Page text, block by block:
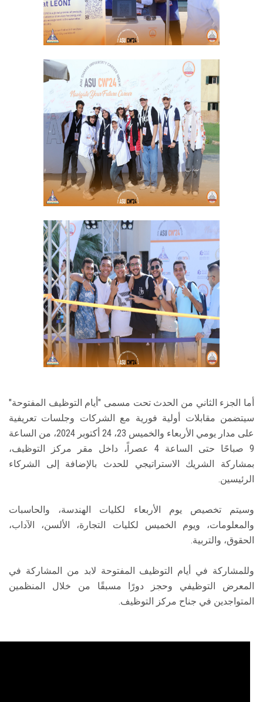
أما الجزء الثاني من الحدث تحت مسمى "أيام التوظيف المفتوحة"
سيتضمن مقابلات أولية فورية مع الشركات وجلسات تعريفية
على مدار يومي الأربعاء والخميس 23، 24 أكتوبر 2024، من الساعة
9 صباحًا حتى الساعة 4 عصراً، داخل مقر مركز التوظيف،
بمشاركة الشريك الاستراتيجي للحدث بالإضافة إلى الشركاء
الرئيسين.
وسيتم تخصيص يوم الأربعاء لكليات الهندسة، والحاسبات
والمعلومات، ويوم الخميس لكليات التجارة، الألسن، الآداب،
الحقوق، والتربية.
وللمشاركة في أيام التوظيف المفتوحة لابد من المشاركة في
المعرض التوظيفي وحجز دورًا مسبقًا من خلال المنظمين
المتواجدين في جناح مركز التوظيف.